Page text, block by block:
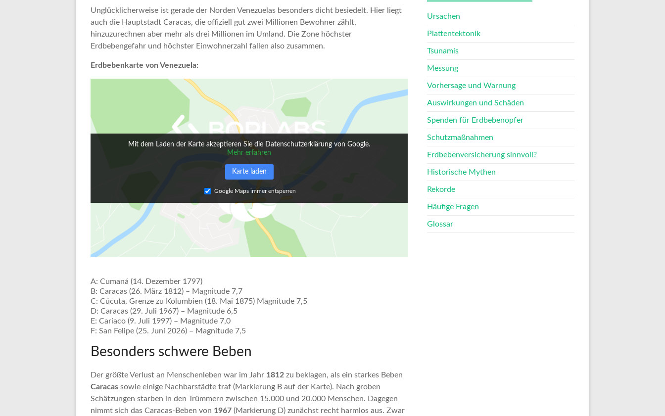
Unglücklicherweise ist gerade der Norden Venezuelas besonders dicht besiedelt. Hier liegt
auch die Hauptstadt Caracas, die offiziell gut zwei Millionen Bewohner zählt,
hinzuzurechnen aber mehr als drei Millionen im Umland. Die Zone höchster
Erdbebengefahr und höchster Einwohnerzahl fallen also zusammen.
Erdbebenkarte von Venezuela:
Mit dem Laden der Karte akzeptieren Sie die Datenschutzerklärung von Google.
Mehr erfahren
Karte laden
Google Maps immer entsperren
A: Cumaná (14. Dezember 1797)
B: Caracas (26. März 1812) – Magnitude 7,7
C: Cúcuta, Grenze zu Kolumbien (18. Mai 1875) Magnitude 7,5
D: Caracas (29. Juli 1967) – Magnitude 6,5
E: Cariaco (9. Juli 1997) – Magnitude 7,0
F: San Felipe (25. Juni 2026) – Magnitude 7,5
Besonders schwere Beben
Der größte Verlust an Menschenleben war im Jahr 1812 zu beklagen, als ein starkes Beben
Caracas sowie einige Nachbarstädte traf (Markierung B auf der Karte). Nach groben
Schätzungen starben in den Trümmern zwischen 15.000 und 20.000 Menschen. Dagegen
nimmt sich das Caracas-Beben von 1967 (Markierung D) zunächst recht harmlos aus. Zwar
Ursachen
Plattentektonik
Tsunamis
Messung
Vorhersage und Warnung
Auswirkungen und Schäden
Spenden für Erdbebenopfer
Schutzmaßnahmen
Erdbebenversicherung sinnvoll?
Historische Mythen
Rekorde
Häufige Fragen
Glossar